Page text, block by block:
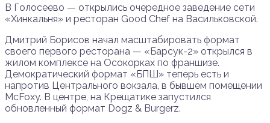
В Голосеево — открылись очередное заведение сети
«Хинкальня» и ресторан Good Chef на Васильковской.
Дмитрий Борисов начал масштабировать формат
своего первого ресторана — «Барсук-2» открылся в
жилом комплексе на Осокорках по франшизе.
Демократический формат «БПШ» теперь есть и
напротив Центрального вокзала, в бывшем помещении
McFoxy. В центре, на Крещатике запустился
обновленный формат Dogz & Burgerz.